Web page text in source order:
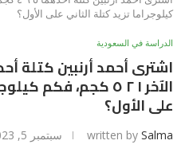
كيلوجراما تزيد كتلة الثاني على الأول؟
الدراسة في السعودية
الآخر ١ ٢ ٥ كجم، فكم
على الأول؟
written by Salma سبتمبر 5, 2023